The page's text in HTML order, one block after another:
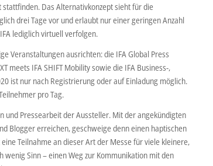
Das Alternativkonzept sieht für die
drei Tage vor und erlaubt nur einer geringen Anzahl
lediglich virtuell verfolgen.
Veranstaltungen ausrichten: die IFA Global Press
meets IFA SHIFT Mobility sowie die IFA Business-,
ist nur nach Registrierung oder auf Einladung möglich.
pro Tag.
Pressearbeit der Aussteller. Mit der angekündigten
Blogger erreichen, geschweige denn einen haptischen
Teilnahme an dieser Art der Messe für viele kleinere,
Sinn – einen Weg zur Kommunikation mit den